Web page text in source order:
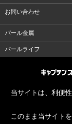
お問い合わせ
パール金属
パールライフ
当サイトは、利便
このまま当サイト